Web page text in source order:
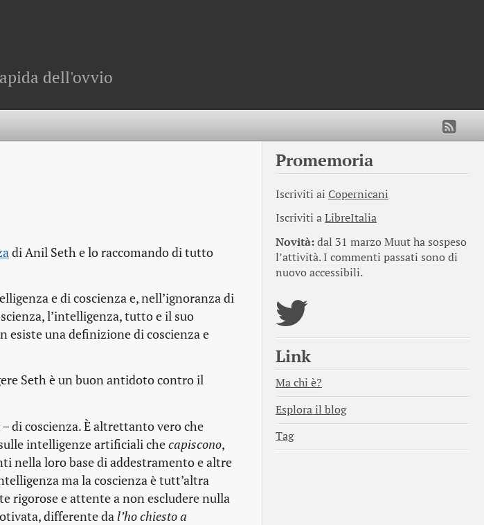
dell'ovvio
di Anil Seth e lo raccomando di tutto
e di coscienza e, nell’ignoranza di
l’intelligenza, tutto e il suo
esiste una definizione di coscienza e
Seth è un buon antidoto contro il
di coscienza. È altrettanto vero che
intelligenze artificiali checapiscono,
nella loro base di addestramento e altre
ma la coscienza è tutt’altra
rigorose e attente a non escludere nulla
differente da l’ho chiesto a
Promemoria
Iscriviti ai Copernicani
Iscriviti aLibreItalia
Novità:dal 31 marzo Muut ha sospeso
l’attività. I commenti passati sono di
nuovo accessibili.
Link
Ma chi è?
Esplora il blog
Tag